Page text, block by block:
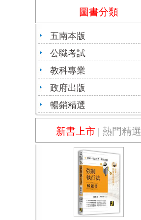
圖書分類
五南本版
公職考試
教科專業
政府出版
暢銷精選
新書上市 | 熱門精選